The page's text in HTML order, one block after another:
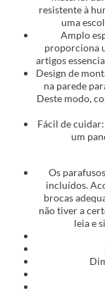
resistente à
uma
Amplo
proporciona
artigos
Design de
na parede
Deste modo,
Fácil de
um
Os
incluídos.
brocas
não tiver a
leia e